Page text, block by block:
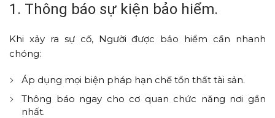
1. Thông báo sự kiện bảo hiểm.
Khi xảy ra sự cố, Người được bảo hiểm cần nhanh
chóng:
Áp dụng mọi biện pháp hạn chế tổn thất tài sản.
Thông báo ngay cho cơ quan chức năng nơi gần
nhất.